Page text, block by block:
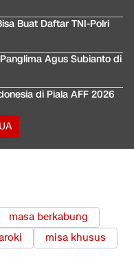
Buat Daftar TNI-Polri
Agus Subianto di
di Piala AFF 2026
masa berkabung
misa khusus